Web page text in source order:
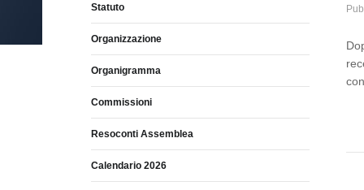
Statuto
Organizzazione
Organigramma
Commissioni
Resoconti Assemblea
Calendario 2026